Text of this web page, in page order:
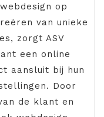
op
van unieke
zorgt ASV
een online
aansluit bij hun
Door
de klant en